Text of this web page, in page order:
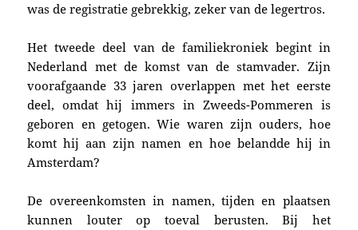
was de registratie gebrekkig, zeker van de legertros.
Het tweede deel van de familiekroniek begint in
Nederland met de komst van de stamvader. Zijn
voorafgaande 33 jaren overlappen met het eerste
deel, omdat hij immers in Zweeds-Pommeren is
geboren en getogen. Wie waren zijn ouders, hoe
komt hij aan zijn namen en hoe belandde hij in
Amsterdam?
De overeenkomsten in namen, tijden en plaatsen
kunnen louter op toeval berusten. Bij het